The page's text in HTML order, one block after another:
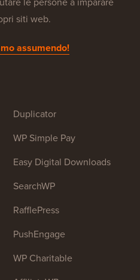
siti web.
assumendo!
Duplicator
WP Simple Pay
Easy Digital Downloads
SearchWP
RafflePress
PushEngage
WP Charitable